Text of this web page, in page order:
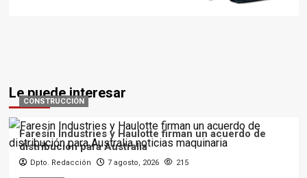
Le puede interesar
CONSTRUCCIÓN
Faresin Industries y Haulotte firman un acuerdo de
distribución para Australia
Dpto. Redacción 7 agosto, 2026 215